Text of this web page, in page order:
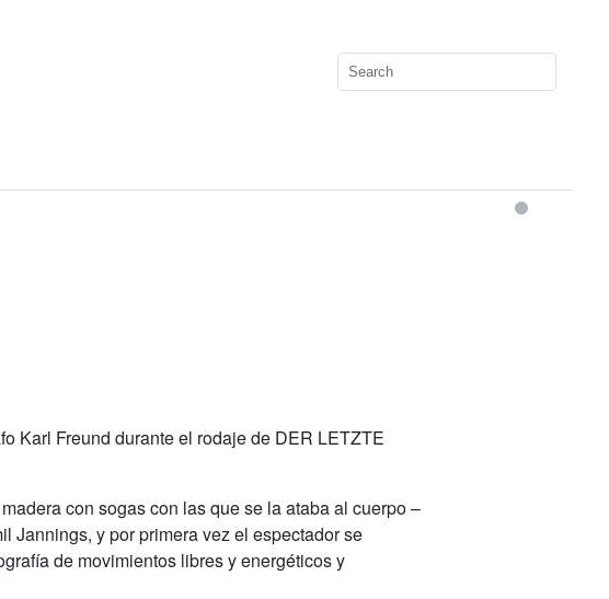
Karl Freund durante el rodaje de DER LETZTE
con sogas con las que se la ataba al cuerpo –
Jannings, y por primera vez el espectador se
de movimientos libres y energéticos y